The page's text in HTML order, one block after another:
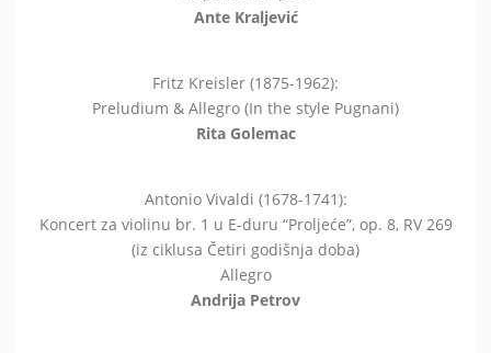
Ante Kraljević
Fritz Kreisler (1875-1962):
Preludium & Allegro (In the style Pugnani)
Rita Golemac
Antonio Vivaldi (1678-1741):
Koncert za violinu br. 1 u E-duru “Proljeće”, op. 8, RV 269
(iz ciklusa Četiri godišnja doba)
Allegro
Andrija Petrov